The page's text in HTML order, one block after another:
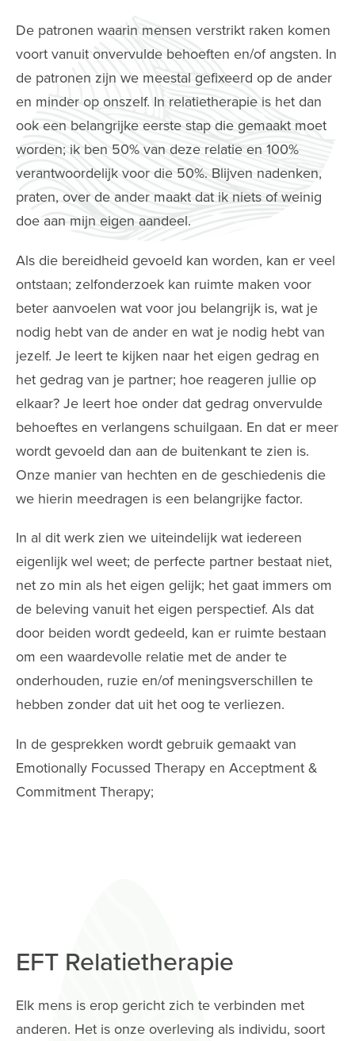
De patronen waarin mensen verstrikt raken komen
voort vanuit onvervulde behoeften en/of angsten. In
de patronen zijn we meestal gefixeerd op de ander
en minder op onszelf. In relatietherapie is het dan
ook een belangrijke eerste stap die gemaakt moet
worden; ik ben 50% van deze relatie en 100%
verantwoordelijk voor die 50%. Blijven nadenken,
praten, over de ander maakt dat ik niets of weinig
doe aan mijn eigen aandeel.
Als die bereidheid gevoeld kan worden, kan er veel
ontstaan; zelfonderzoek kan ruimte maken voor
beter aanvoelen wat voor jou belangrijk is, wat je
nodig hebt van de ander en wat je nodig hebt van
jezelf. Je leert te kijken naar het eigen gedrag en
het gedrag van je partner; hoe reageren jullie op
elkaar? Je leert hoe onder dat gedrag onvervulde
behoeftes en verlangens schuilgaan. En dat er meer
wordt gevoeld dan aan de buitenkant te zien is.
Onze manier van hechten en de geschiedenis die
we hierin meedragen is een belangrijke factor.
In al dit werk zien we uiteindelijk wat iedereen
eigenlijk wel weet; de perfecte partner bestaat niet,
net zo min als het eigen gelijk; het gaat immers om
de beleving vanuit het eigen perspectief. Als dat
door beiden wordt gedeeld, kan er ruimte bestaan
om een waardevolle relatie met de ander te
onderhouden, ruzie en/of meningsverschillen te
hebben zonder dat uit het oog te verliezen.
In de gesprekken wordt gebruik gemaakt van
Emotionally Focussed Therapy en Acceptment &
Commitment Therapy;
EFT Relatietherapie
Elk mens is erop gericht zich te verbinden met
anderen. Het is onze overleving als individu, soort